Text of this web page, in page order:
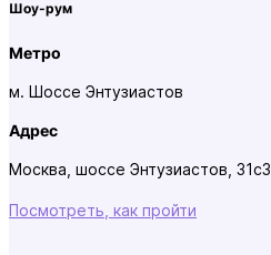
Шоу-рум
Метро
м. Шоссе Энтузиастов
Адрес
Москва, шоссе Энтузиастов, 31с3
Посмотреть, как пройти